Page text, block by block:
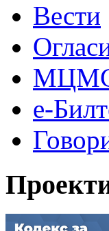
Вести
МЦМС
е-